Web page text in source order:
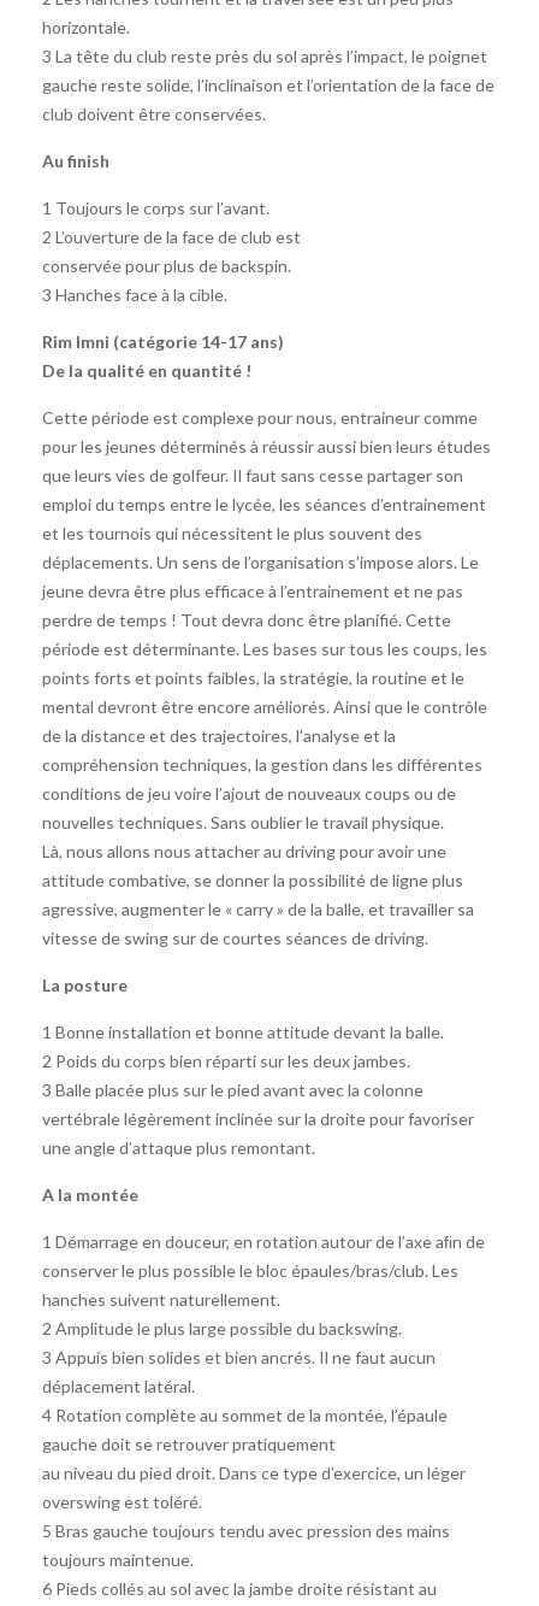
horizontale.
3 La tête du club reste près du sol après l’impact, le poignet
gauche reste solide, l’inclinaison et l’orientation de la face de
club doivent être conservées.
Au finish
1 Toujours le corps sur l’avant.
2 L’ouverture de la face de club est
conservée pour plus de backspin.
3 Hanches face à la cible.
Rim Imni (catégorie 14-17 ans)
De la qualité en quantité !
Cette période est complexe pour nous, entraineur comme
pour les jeunes déterminés à réussir aussi bien leurs études
que leurs vies de golfeur. Il faut sans cesse partager son
emploi du temps entre le lycée, les séances d’entrainement
et les tournois qui nécessitent le plus souvent des
déplacements. Un sens de l’organisation s’impose alors. Le
jeune devra être plus efficace à l’entrainement et ne pas
perdre de temps ! Tout devra donc être planifié. Cette
période est déterminante. Les bases sur tous les coups, les
points forts et points faibles, la stratégie, la routine et le
mental devront être encore améliorés. Ainsi que le contrôle
de la distance et des trajectoires, l’analyse et la
compréhension techniques, la gestion dans les différentes
conditions de jeu voire l’ajout de nouveaux coups ou de
nouvelles techniques. Sans oublier le travail physique.
Là, nous allons nous attacher au driving pour avoir une
attitude combative, se donner la possibilité de ligne plus
agressive, augmenter le « carry » de la balle, et travailler sa
vitesse de swing sur de courtes séances de driving.
La posture
1 Bonne installation et bonne attitude devant la balle.
2 Poids du corps bien réparti sur les deux jambes.
3 Balle placée plus sur le pied avant avec la colonne
vertébrale légèrement inclinée sur la droite pour favoriser
une angle d’attaque plus remontant.
A la montée
1 Démarrage en douceur, en rotation autour de l’axe aﬁn de
conserver le plus possible le bloc épaules/bras/club. Les
hanches suivent naturellement.
2 Amplitude le plus large possible du backswing.
3 Appuis bien solides et bien ancrés. Il ne faut aucun
déplacement latéral.
4 Rotation complète au sommet de la montée, l’épaule
gauche doit se retrouver pratiquement
au niveau du pied droit. Dans ce type d’exercice, un léger
overswing est toléré.
5 Bras gauche toujours tendu avec pression des mains
toujours maintenue.
6 Pieds collés au sol avec la jambe droite résistant au